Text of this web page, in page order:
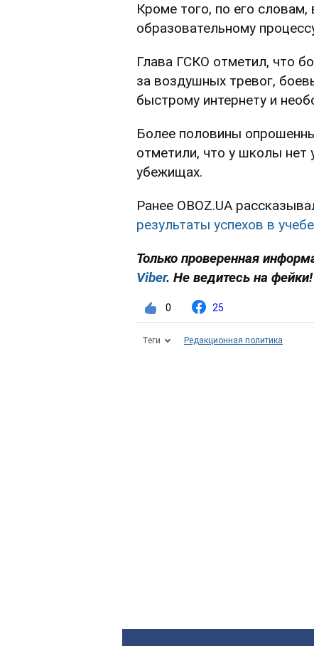
Кроме того, по его
образовательному
Глава ГСКО отметил, что
за воздушных тревог,
быстрому интернету и
Более половины
отметили, что у школы нет
убежищах.
Ранее OBOZ.UA
результаты успехов в
Только проверенная
Viber. Не ведитесь на фейки!
0 25
Теги Редакционная политика